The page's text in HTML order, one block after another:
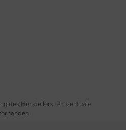
des Herstellers. Prozentuale